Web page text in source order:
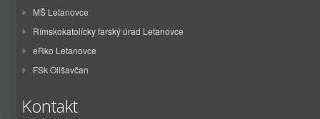
MŠ Letanovce
Rímskokatolícky farský úrad Letanovce
eRko Letanovce
FSk Olišavčan
Kontakt